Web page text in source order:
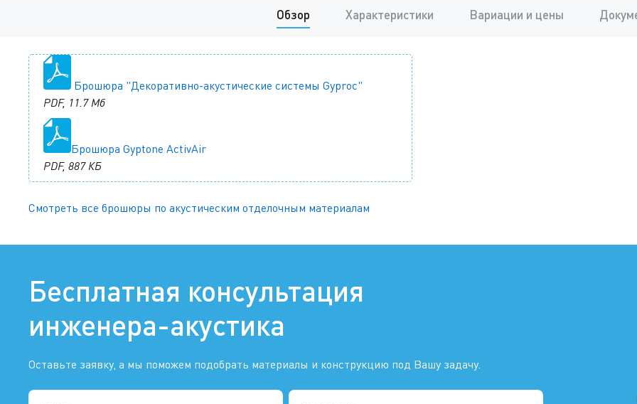
Обзор Характеристики Вариации и цены
Брошюра "Декоративно-акустические системы Gyproc"
PDF, 11.7 Мб
Брошюра Gyptone ActivAir
PDF, 887 КБ
Смотреть все брошюры по акустическим отделочным материалам
Бесплатная консультация
инженера-акустика
Оставьте заявку, а мы поможем подобрать материалы и конструкцию под Вашу задачу.